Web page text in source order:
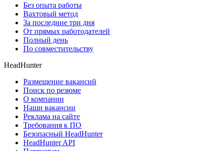
Без опыта работы
Вахтовый метод
За последние три дня
От прямых работодателей
Полный день
По совместительству
HeadHunter
Размещение вакансий
Поиск по резюме
О компании
Наши вакансии
Реклама на сайте
Требования к ПО
Безопасный HeadHunter
HeadHunter API